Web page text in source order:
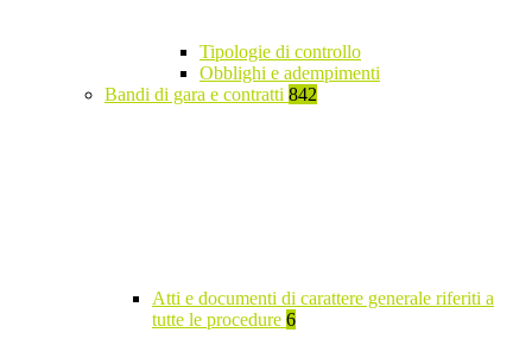
Tipologie di controllo
Obblighi e adempimenti
Bandi di gara e contratti 842
Atti e documenti di carattere generale riferiti a
tutte le procedure 6